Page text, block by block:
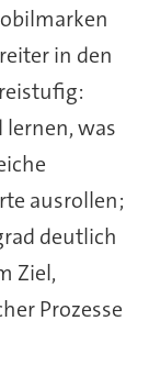
in den
lernen, was
ausrollen;
deutlich
Ziel,
Prozesse